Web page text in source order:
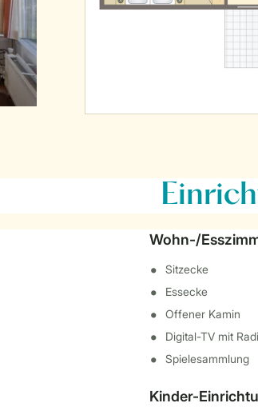
Wohn-/
Sitzecke
Essecke
Offener Kamin
Digital-TV mit
Spielesammlung
Kinder-